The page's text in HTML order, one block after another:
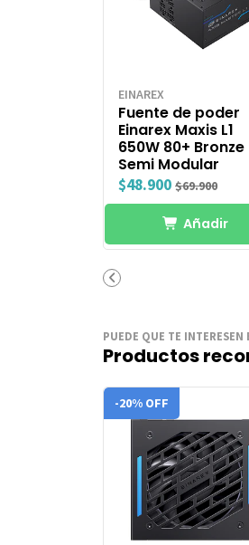
EINAREX
Fuente de poder
Einarex Maxis L1
650W 80+ Bronze
Semi Modular
$48.900 $69.900
Añadir
PUEDE QUE TE INTERESEN
Productos
-20% OFF